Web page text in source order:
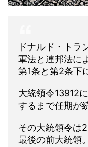
ドナルド・トラ
軍法と連邦法に
第1条と第2条下
大統領令13912
するまで任期が
その大統領令は
最後の前大統領。